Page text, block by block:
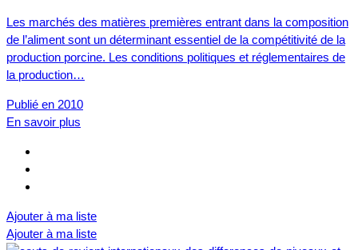
Les marchés des matières premières entrant dans la composition
de l’aliment sont un déterminant essentiel de la compétitivité de la
production porcine. Les conditions politiques et réglementaires de
la production…
Publié en 2010
En savoir plus
Ajouter à ma liste
Ajouter à ma liste